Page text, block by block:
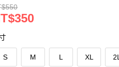
S M L XL 2L